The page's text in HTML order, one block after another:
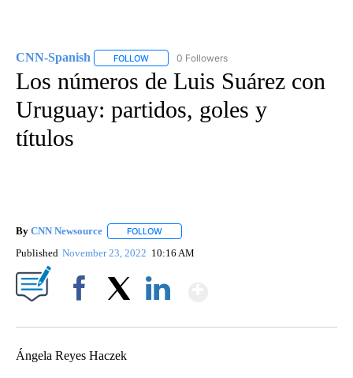
CNN-Spanish FOLLOW FOLLOW "CNN-SPANISH" TO RECEIVE
0 Followers
Los números de Luis Suárez con
Uruguay: partidos, goles y
títulos
By CNN Newsource FOLLOW
Published November 23, 2022 10:16 AM
Ángela Reyes Haczek